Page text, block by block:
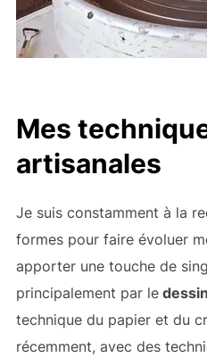
Mes
artisanales
Je suis constamment à la
formes pour faire évoluer
apporter une touche de
principalement par ledessin
technique du papier et du
récemment, avec des